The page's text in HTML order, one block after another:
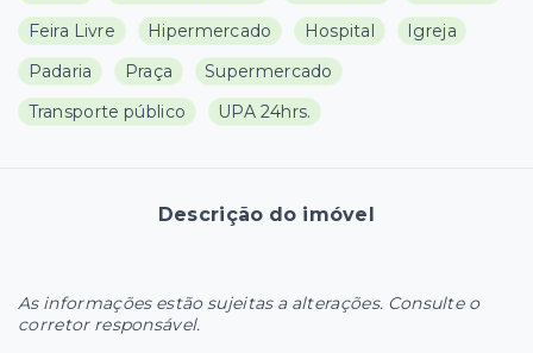
Feira Livre
Hipermercado Hospital
Igreja
Padaria
Praça
Supermercado
Transporte público
UPA 24hrs.
Descrição do imóvel
As informações estão sujeitas a alterações. Consulte o
corretor responsável.